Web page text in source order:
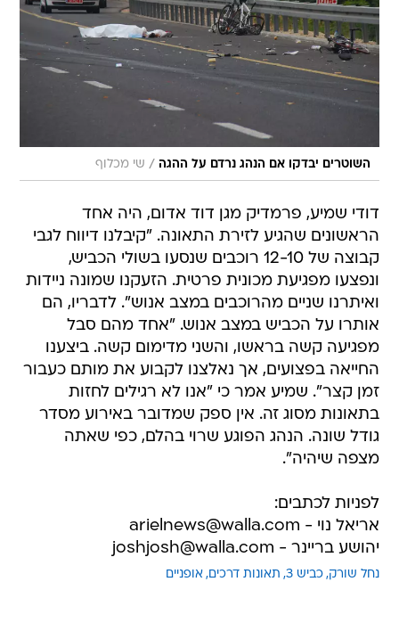
השוטרים יבדקו אם הנהג נרדם על ההגה / שי מכלוף
דודי שמיע, פרמדיק מגן דוד אדום, היה אחד
הראשונים שהגיע לזירת התאונה. "קיבלנו דיווח לגבי
קבוצה של 12-10 רוכבים שנסעו בשולי הכביש,
ונפצעו מפגיעת מכונית פרטית. הזעקנו שמונה ניידות
ואיתרנו שניים מהרוכבים במצב אנוש". לדבריו, הם
אותרו על הכביש במצב אנוש. "אחד מהם סבל
מפגיעה קשה בראשו, והשני מדימום קשה. ביצענו
החייאה בפצועים, אך נאלצנו לקבוע את מותם כעבור
זמן קצר". שמיע אמר כי "אנו לא רגילים לחזות
בתאונות מסוג זה. אין ספק שמדובר באירוע מסדר
גודל שונה. הנהג הפוגע שרוי בהלם, כפי שאתה
מצפה שיהיה".
לפניות לכתבים:
אריאל נוי - arielnews@walla.com
יהושע בריינר - joshjosh@walla.com
נחל שורק כביש 3 תאונות דרכים אופניים